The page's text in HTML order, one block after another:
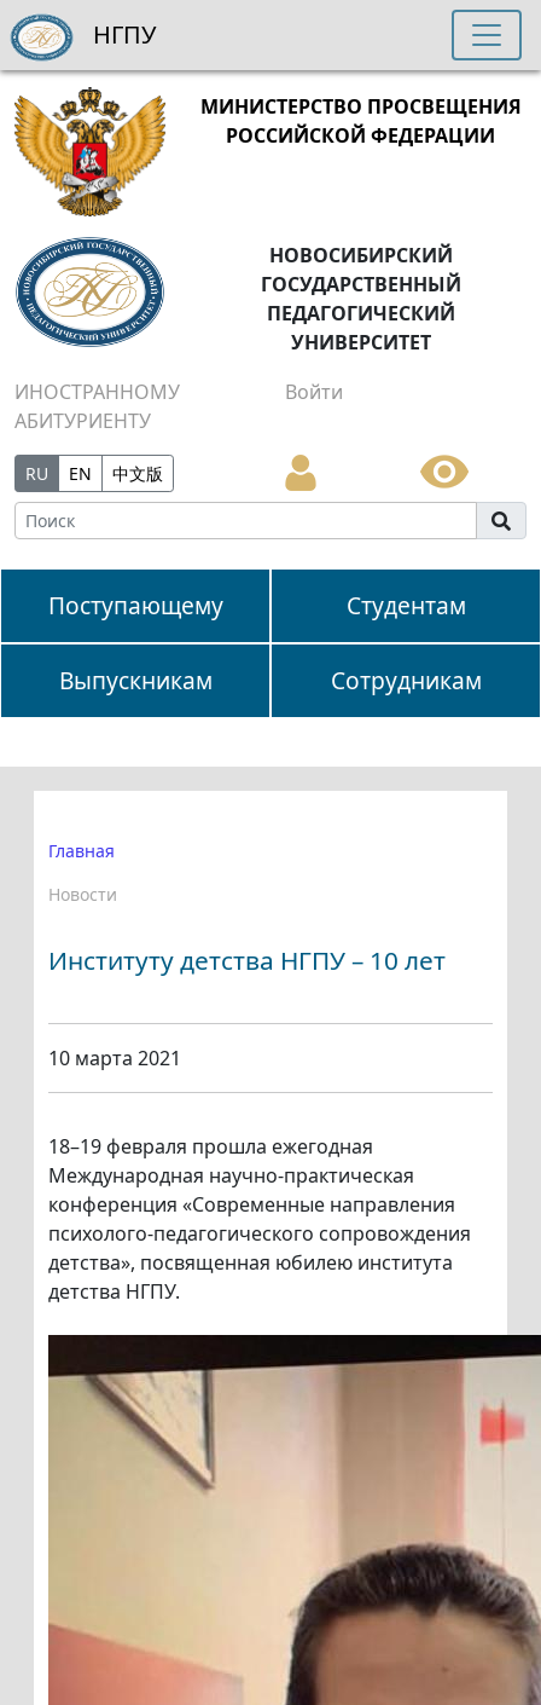
МИНИСТЕРСТВО ПРОСВЕЩЕНИЯ
РОССИЙСКОЙ ФЕДЕРАЦИИ
НОВОСИБИРСКИЙ
ГОСУДАРСТВЕННЫЙ
ПЕДАГОГИЧЕСКИЙ
УНИВЕРСИТЕТ
ИНОСТРАННОМУ
АБИТУРИЕНТУ
Войти
RU EN 中文版
Поступающему Студентам
Выпускникам Сотрудникам
НГПУ
Главная
Новости
Институту детства НГПУ – 10 лет
10 марта 2021
18–19 февраля прошла ежегодная
Международная научно-практическая
конференция «Современные направления
психолого-педагогического сопровождения
детства», посвященная юбилею института
детства НГПУ.